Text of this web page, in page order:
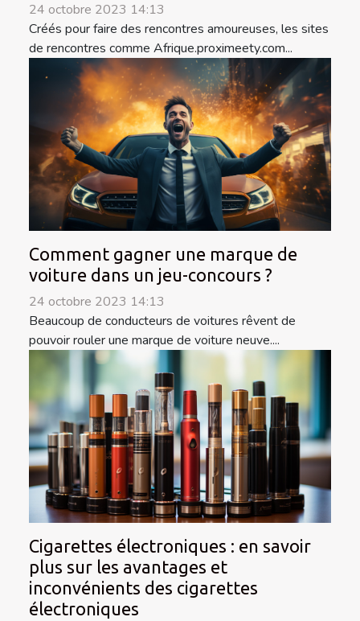
24 octobre 2023 14:13
Créés pour faire des rencontres amoureuses, les sites
de rencontres comme Afrique.proximeety.com...
Comment gagner une marque de
voiture dans un jeu-concours ?
24 octobre 2023 14:13
Beaucoup de conducteurs de voitures rêvent de
pouvoir rouler une marque de voiture neuve....
Cigarettes électroniques : en savoir
plus sur les avantages et
inconvénients des cigarettes
électroniques